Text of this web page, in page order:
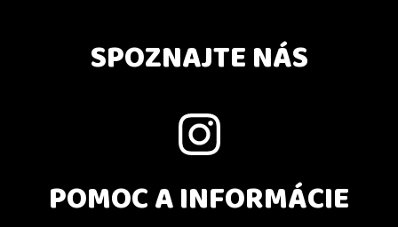
SPOZNAJTE NÁS
POMOC A INFORMÁCIE